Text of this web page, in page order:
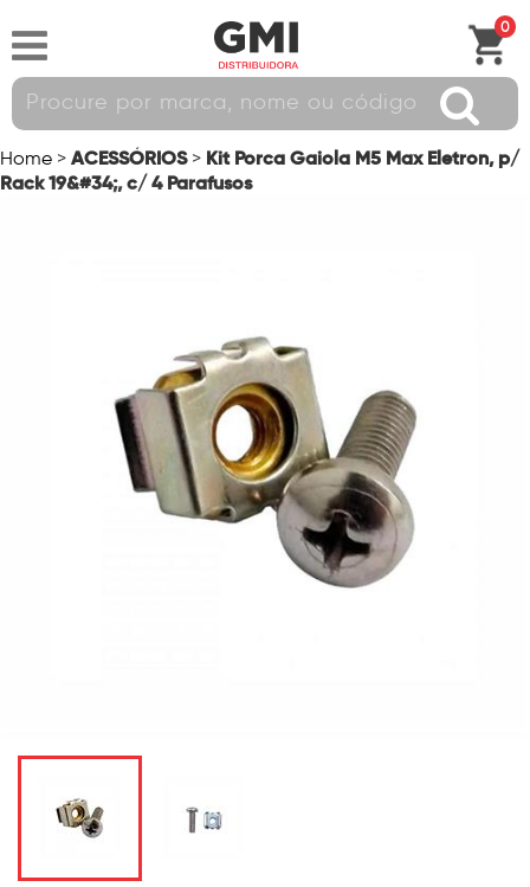
0
Home > ACESSÓRIOS > Kit Porca Gaiola M5 Max Eletron, p/
Rack 19&#34;, c/ 4 Parafusos